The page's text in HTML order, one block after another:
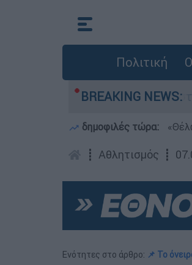
Πολιτική
BREAKING NEWS:
του 4χρονου στην Πάρο -
δημοφιλές τώρα:
┋ Αθλητισμός ┋
Ενότητες στο άρθρο: 📌 Το